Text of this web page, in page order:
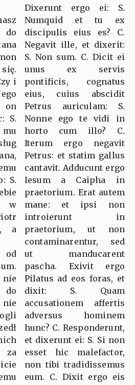
i
S.
mu
S.
w
a
od
nie
nie
Dixerunt ergo ei: S.
Numquid et tu ex
discipulis eius es? C.
Negavit ille, et dixerit:
S. Non sum. C. Dicit ei
unus ex servis
pontificis, cognatus
eius, cuius abscidit
Petrus auriculam: S.
Nonne ego te vidi in
horto cum illo? C.
Iterum ergo negavit
Petrus: et statim gallus
cantavit. Adducunt ergo
Iesum a Caipha in
praetorium. Erat autem
mane: et ipsi non
introierunt in
praetorium, ut non
contaminarentur, sed
ut manducarent
pascha. Exivit ergo
Pilatus ad eos foras, et
dixit: S. Quam
accusationem affertis
adversus hominem
hunc? C. Responderunt,
et dixerunt ei: S. Si non
esset hic malefactor,
non tibi tradidissemus
eum. C. Dixit ergo eis